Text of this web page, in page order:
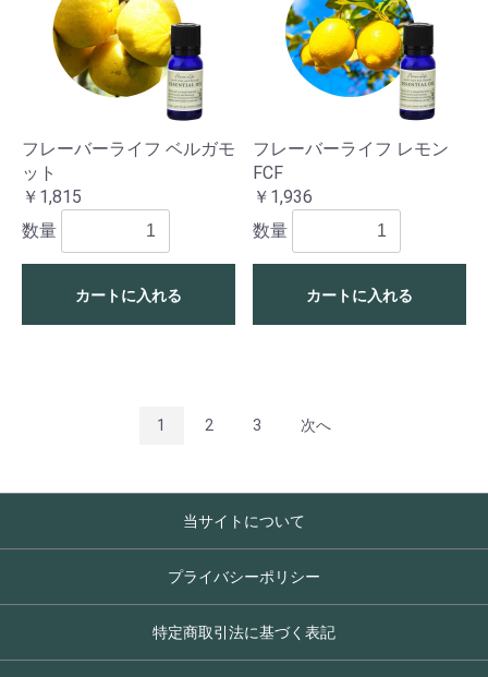
フレーバーライフ ベルガモ
ット
￥1,815
数量
カートに入れる
フレーバーライフ レモン
FCF
￥1,936
数量
カートに入れる
1 2 3 次へ
当サイトについて
プライバシーポリシー
特定商取引法に基づく表記